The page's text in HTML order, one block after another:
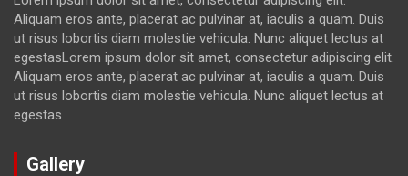
Aliquam eros ante, placerat ac pulvinar at, iaculis a quam. Duis
ut risus lobortis diam molestie vehicula. Nunc aliquet lectus at
egestasLorem ipsum dolor sit amet, consectetur adipiscing elit.
Aliquam eros ante, placerat ac pulvinar at, iaculis a quam. Duis
ut risus lobortis diam molestie vehicula. Nunc aliquet lectus at
egestas
Gallery